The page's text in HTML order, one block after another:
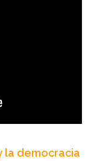
la democracia